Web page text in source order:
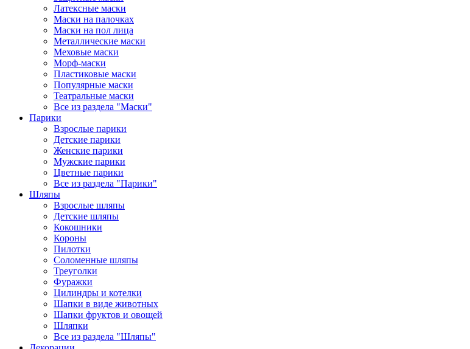
Латексные маски
Маски на палочках
Маски на пол лица
Металлические маски
Меховые маски
Морф-маски
Пластиковые маски
Популярные маски
Театральные маски
Все из раздела "Маски"
Парики
Взрослые парики
Детские парики
Женские парики
Мужские парики
Цветные парики
Все из раздела "Парики"
Шляпы
Взрослые шляпы
Детские шляпы
Кокошники
Короны
Пилотки
Соломенные шляпы
Треуголки
Фуражки
Цилиндры и котелки
Шапки в виде животных
Шапки фруктов и овощей
Шляпки
Все из раздела "Шляпы"